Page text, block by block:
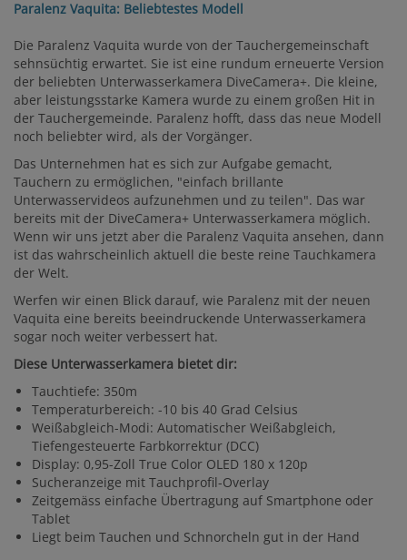
Paralenz Vaquita: Beliebtestes Modell
Die Paralenz Vaquita wurde von der Tauchergemeinschaft
sehnsüchtig erwartet. Sie ist eine rundum erneuerte Version
der beliebten Unterwasserkamera DiveCamera+. Die kleine,
aber leistungsstarke Kamera wurde zu einem großen Hit in
der Tauchergemeinde. Paralenz hofft, dass das neue Modell
noch beliebter wird, als der Vorgänger.
Das Unternehmen hat es sich zur Aufgabe gemacht,
Tauchern zu ermöglichen, "einfach brillante
Unterwasservideos aufzunehmen und zu teilen". Das war
bereits mit der DiveCamera+ Unterwasserkamera möglich.
Wenn wir uns jetzt aber die Paralenz Vaquita ansehen, dann
ist das wahrscheinlich aktuell die beste reine Tauchkamera
der Welt.
Werfen wir einen Blick darauf, wie Paralenz mit der neuen
Vaquita eine bereits beeindruckende Unterwasserkamera
sogar noch weiter verbessert hat.
Diese Unterwasserkamera bietet dir:
Tauchtiefe: 350m
Temperaturbereich: -10 bis 40 Grad Celsius
Weißabgleich-Modi: Automatischer Weißabgleich,
Tiefengesteuerte Farbkorrektur (DCC)
Display: 0,95-Zoll True Color OLED 180 x 120p
Sucheranzeige mit Tauchprofil-Overlay
Zeitgemäss einfache Übertragung auf Smartphone oder
Tablet
Liegt beim Tauchen und Schnorcheln gut in der Hand